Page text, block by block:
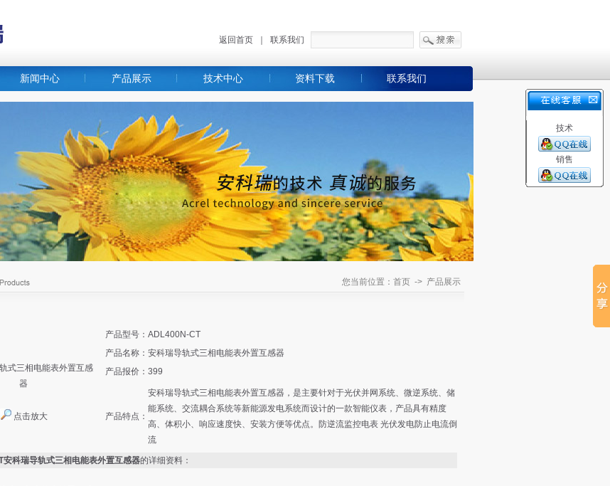
返回首页 联系我们
新闻中心 产品展示 技术中心 资料下载 联系我们
您当前位置：首页 -> 产品展示
点击放大
产品型号： ADL400N-CT
产品名称： 安科瑞导轨式三相电能表外置互感器
产品报价： 399
产品特点：
安科瑞导轨式三相电能表外置互感器，是主要针对于光伏并网系统、微逆系统、储
能系统、交流耦合系统等新能源发电系统而设计的一款智能仪表，产品具有精度
高、体积小、响应速度快、安装方便等优点。防逆流监控电表 光伏发电防止电流倒
流
科瑞导轨式三相电能表外置互感器的详细资料：
技术
销售